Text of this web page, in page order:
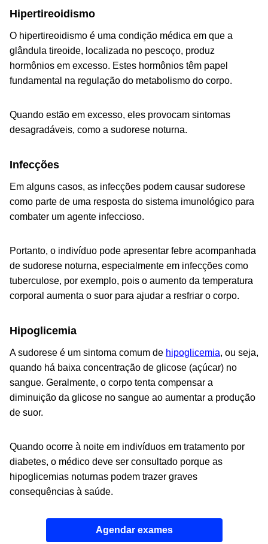
Hipertireoidismo
O hipertireoidismo é uma condição médica em que a
glândula tireoide, localizada no pescoço, produz
hormônios em excesso. Estes hormônios têm papel
fundamental na regulação do metabolismo do corpo.
Quando estão em excesso, eles provocam sintomas
desagradáveis, como a sudorese noturna.
Infecções
Em alguns casos, as infecções podem causar sudorese
como parte de uma resposta do sistema imunológico para
combater um agente infeccioso.
Portanto, o indivíduo pode apresentar febre acompanhada
de sudorese noturna, especialmente em infecções como
tuberculose, por exemplo, pois o aumento da temperatura
corporal aumenta o suor para ajudar a resfriar o corpo.
Hipoglicemia
A sudorese é um sintoma comum de hipoglicemia, ou seja,
quando há baixa concentração de glicose (açúcar) no
sangue. Geralmente, o corpo tenta compensar a
diminuição da glicose no sangue ao aumentar a produção
de suor.
Quando ocorre à noite em indivíduos em tratamento por
diabetes, o médico deve ser consultado porque as
hipoglicemias noturnas podem trazer graves
consequências à saúde.
Agendar exames